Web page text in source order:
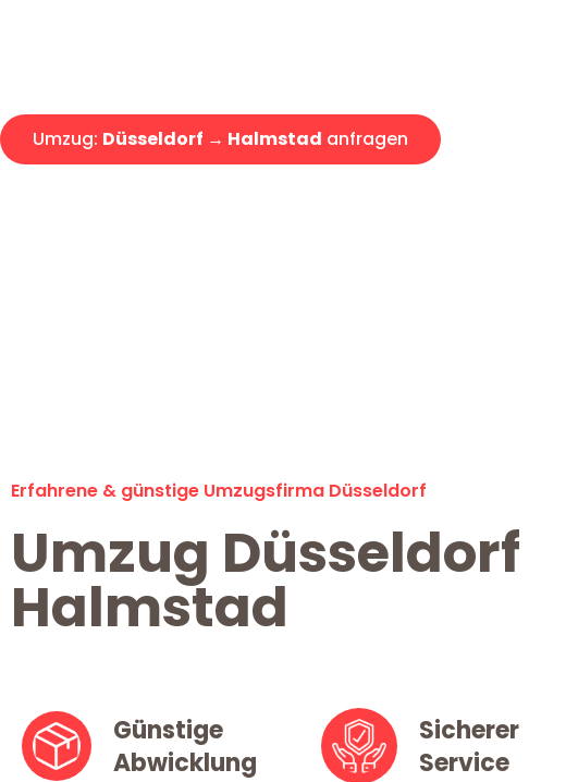
Umzug: Düsseldorf → Halmstad anfragen
Erfahrene & günstige Umzugsfirma Düsseldorf
Umzug Düsseldorf
Halmstad
Günstige
Abwicklung
Sicherer
Service